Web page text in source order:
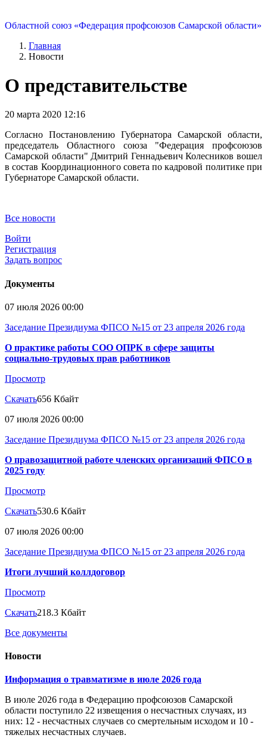
Областной союз «Федерация профсоюзов Самарской области»
Главная
Новости
О представительстве
20 марта 2020 12:16
Согласно Постановлению Губернатора Самарской области,
председатель Областного союза "Федерация профсоюзов
Самарской области" Дмитрий Геннадьевич Колесников вошел
в состав Координационного совета по кадровой политике при
Губернаторе Самарской области.
Все новости
Войти
Регистрация
Задать вопрос
Документы
07 июля 2026 00:00
Заседание Президиума ФПСО №15 от 23 апреля 2026 года
О практике работы СОО ОПРК в сфере защиты
социально-трудовых прав работников
Просмотр
Скачать656 Кбайт
07 июля 2026 00:00
Заседание Президиума ФПСО №15 от 23 апреля 2026 года
О правозащитной работе членских организаций ФПСО в
2025 году
Просмотр
Скачать530.6 Кбайт
07 июля 2026 00:00
Заседание Президиума ФПСО №15 от 23 апреля 2026 года
Итоги лучший коллдоговор
Просмотр
Скачать218.3 Кбайт
Все документы
Новости
Информация о травматизме в июле 2026 года
В июле 2026 года в Федерацию профсоюзов Самарской
области поступило 22 извещения о несчастных случаях, из
них: 12 - несчастных случаев со смертельным исходом и 10 -
тяжелых несчастных случаев.